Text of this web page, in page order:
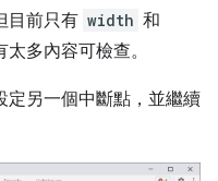
目前只有 width 和
多內容可檢查。
定另一個中斷點，並繼續